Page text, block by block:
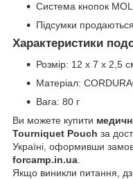
Система кнопок
Підсумки
Характеристики
Розмір: 12 х 7 х 2,5
Матеріал:
Вага: 80 г
Ви можете купити
Tourniquet Pouch за
Україні, оформивши
forcamp.in.ua
Якщо виникли питання,